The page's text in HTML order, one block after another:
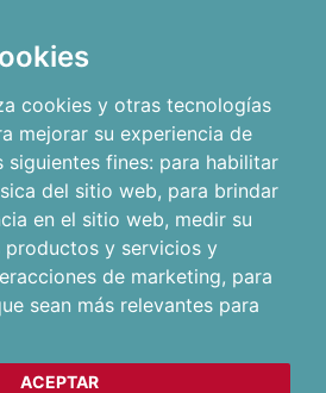
cookies y otras tecnologías
mejorar su experiencia de
siguientes fines: para habilitar
del sitio web, para brindar
en el sitio web, medir su
productos y servicios y
de marketing, para
sean más relevantes para
ACEPTAR